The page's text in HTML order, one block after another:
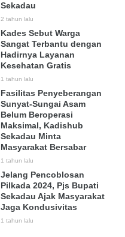
Sekadau
2 tahun lalu
Kades Sebut Warga
Sangat Terbantu dengan
Hadirnya Layanan
Kesehatan Gratis
1 tahun lalu
Fasilitas Penyeberangan
Sunyat-Sungai Asam
Belum Beroperasi
Maksimal, Kadishub
Sekadau Minta
Masyarakat Bersabar
1 tahun lalu
Jelang Pencoblosan
Pilkada 2024, Pjs Bupati
Sekadau Ajak Masyarakat
Jaga Kondusivitas
1 tahun lalu